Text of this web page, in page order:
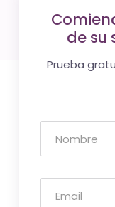
de su
Prueba